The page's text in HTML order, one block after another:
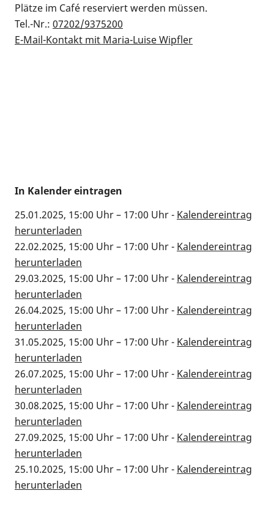
Plätze im Café reserviert werden müssen.
Tel.-Nr.: 07202/9375200
E-Mail-Kontakt mit Maria-Luise Wipfler
In Kalender eintragen
25.01.2025, 15:00 Uhr– 17:00 Uhr- Kalendereintrag
herunterladen
22.02.2025, 15:00 Uhr– 17:00 Uhr- Kalendereintrag
herunterladen
29.03.2025, 15:00 Uhr– 17:00 Uhr- Kalendereintrag
herunterladen
26.04.2025, 15:00 Uhr– 17:00 Uhr- Kalendereintrag
herunterladen
31.05.2025, 15:00 Uhr– 17:00 Uhr- Kalendereintrag
herunterladen
26.07.2025, 15:00 Uhr– 17:00 Uhr- Kalendereintrag
herunterladen
30.08.2025, 15:00 Uhr– 17:00 Uhr- Kalendereintrag
herunterladen
27.09.2025, 15:00 Uhr– 17:00 Uhr- Kalendereintrag
herunterladen
25.10.2025, 15:00 Uhr– 17:00 Uhr- Kalendereintrag
herunterladen